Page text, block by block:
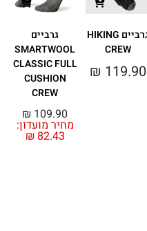
גרביים HIKING
CREW
₪ 119.90
גרביים
SMARTWOOL
CLASSIC FULL
CUSHION
CREW
מחיר מועדון:
₪ 82.43
₪ 109.90